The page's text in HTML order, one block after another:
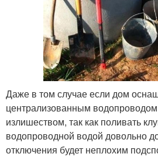
Даже в том случае если дом
централизованным
излишеством, так как поливать
водопроводной водой довольно
отключения будет неплохим